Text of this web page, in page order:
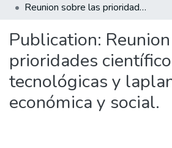
Statistics
Reunion sobre las prioridades científico-tecnológicas y laplanificacion económica y social.
Publication:
prioridades
tecnológicas y
económica y social.